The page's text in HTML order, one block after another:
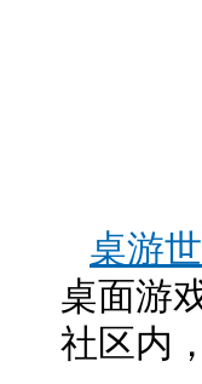
桌游
桌面游
社区内